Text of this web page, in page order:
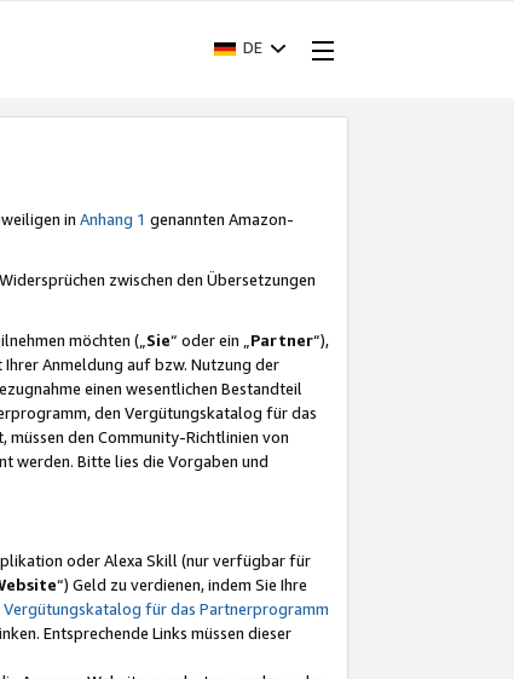
DE
in Anhang 1 genannten Amazon-
zwischen den Übersetzungen
möchten („Sie“ oder ein „Partner“),
Anmeldung auf bzw. Nutzung der
einen wesentlichen Bestandteil
den Vergütungskatalog für das
den Community-Richtlinien von
werden. Bitte lies die Vorgaben und
oder Alexa Skill (nur verfügbar für
“) Geld zu verdienen, indem Sie Ihre
Vergütungskatalog für das Partnerprogramm
Entsprechende Links müssen dieser